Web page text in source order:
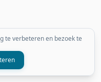
te verbeteren en bezoek te